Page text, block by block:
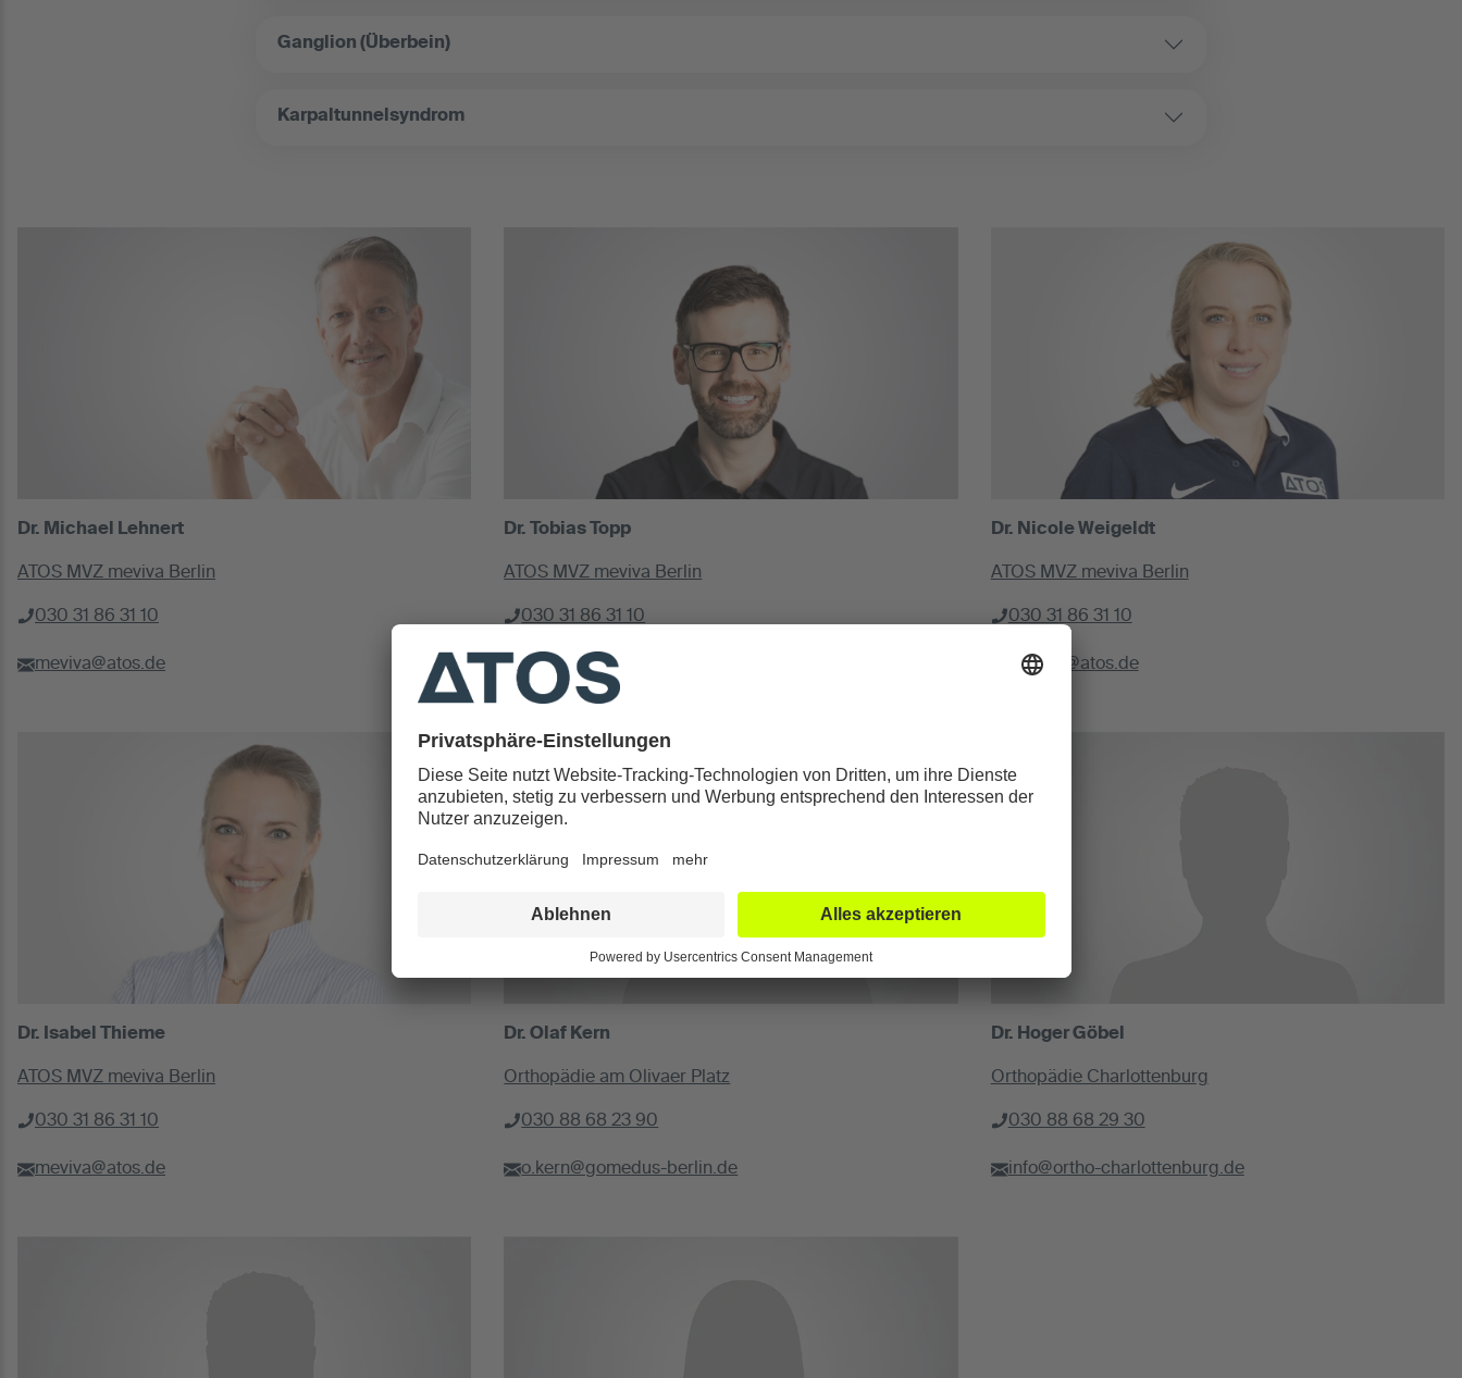
Ganglion (Überbein)
Karpaltunnelsyndrom
Dr. Michael Lehnert
ATOS MVZ meviva Berlin
030 31 86 31 10
meviva@atos.de
Dr. Tobias Topp
ATOS MVZ meviva Berlin
030 31 86 31 10
meviva@atos.de
Dr. Nicole Weigeldt
ATOS MVZ meviva Berlin
030 31 86 31 10
meviva@atos.de
Dr. Isabel Thieme
ATOS MVZ meviva Berlin
030 31 86 31 10
meviva@atos.de
Dr. Olaf Kern
Orthopädie am Olivaer Platz
030 88 68 23 90
o.kern@gomedus-berlin.de
Dr. Hoger Göbel
Orthopädie Charlottenburg
030 88 68 29 30
info@ortho-charlottenburg.de